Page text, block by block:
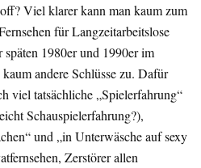
Viel klarer kann man kaum zum
für Langzeitarbeitslose
1980er und 1990er im
andere Schlüsse zu. Dafür
viel tatsächliche „Spielerfahrung“
Schauspielerfahrung?),
und „in Unterwäsche auf sexy
Zerstörer allen